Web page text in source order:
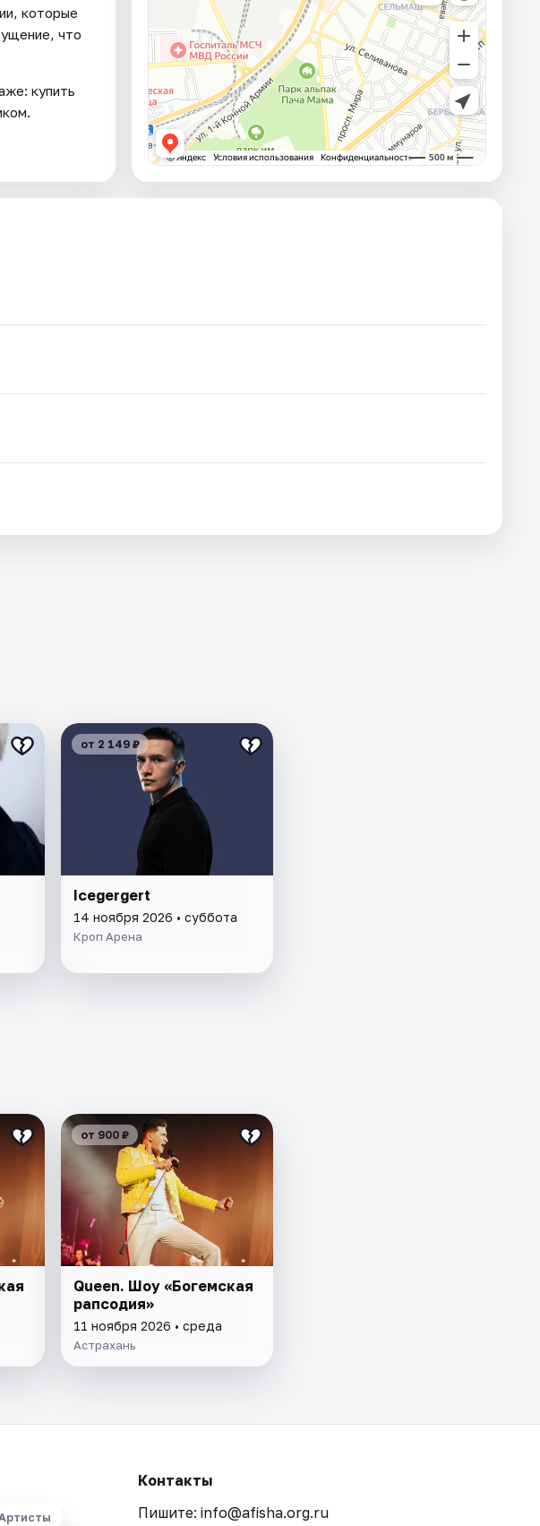
которые
что
купить
от 2 149 ₽
Icegergert
14 ноября 2026 • суббота
Кроп Арена
от 900 ₽
Queen. Шоу «Богемская
рапсодия»
11 ноября 2026 • среда
Астрахань
Контакты
Пишите: info@afisha.org.ru